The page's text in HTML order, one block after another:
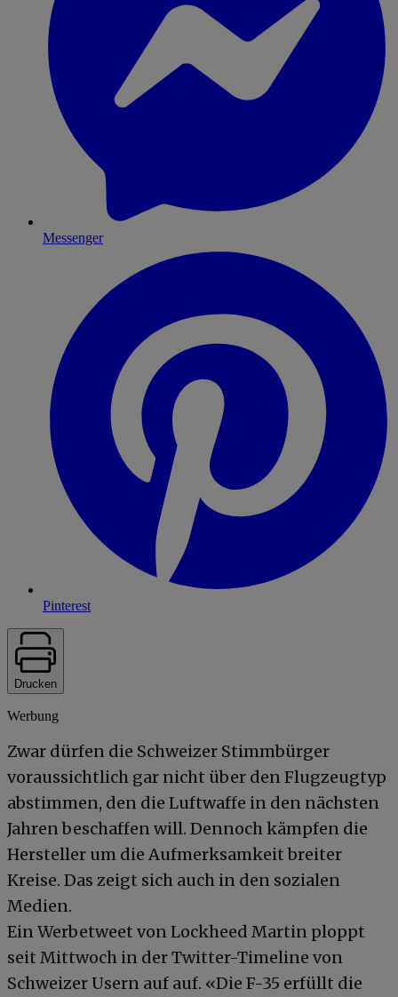
Messenger
Pinterest
Drucken
Werbung
Zwar dürfen die Schweizer Stimmbürger
voraussichtlich gar nicht über den Flugzeugtyp
abstimmen, den die Luftwaffe in den nächsten
Jahren beschaffen will. Dennoch kämpfen die
Hersteller um die Aufmerksamkeit breiter
Kreise. Das zeigt sich auch in den sozialen
Medien.
Ein Werbetweet von Lockheed Martin ploppt
seit Mittwoch in der Twitter-Timeline von
Schweizer Usern auf auf. «Die F-35 erfüllt die